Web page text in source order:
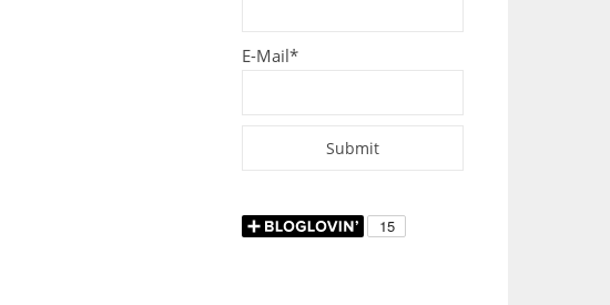
E-Mail*